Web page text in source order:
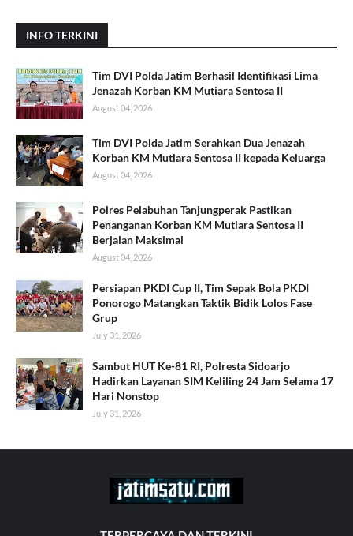
INFO TERKINI
Tim DVI Polda Jatim Berhasil Identifikasi Lima
Jenazah Korban KM Mutiara Sentosa II
August 04, 2026
Tim DVI Polda Jatim Serahkan Dua Jenazah
Korban KM Mutiara Sentosa II kepada Keluarga
August 04, 2026
Polres Pelabuhan Tanjungperak Pastikan
Penanganan Korban KM Mutiara Sentosa II
Berjalan Maksimal
August 04, 2026
Persiapan PKDI Cup II, Tim Sepak Bola PKDI
Ponorogo Matangkan Taktik Bidik Lolos Fase
Grup
July 31, 2026
Sambut HUT Ke-81 RI, Polresta Sidoarjo
Hadirkan Layanan SIM Keliling 24 Jam Selama 17
Hari Nonstop
July 31, 2026